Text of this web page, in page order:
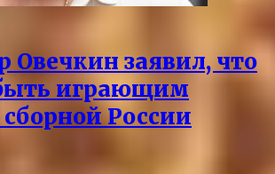
Овечкин заявил, что
играющим
России